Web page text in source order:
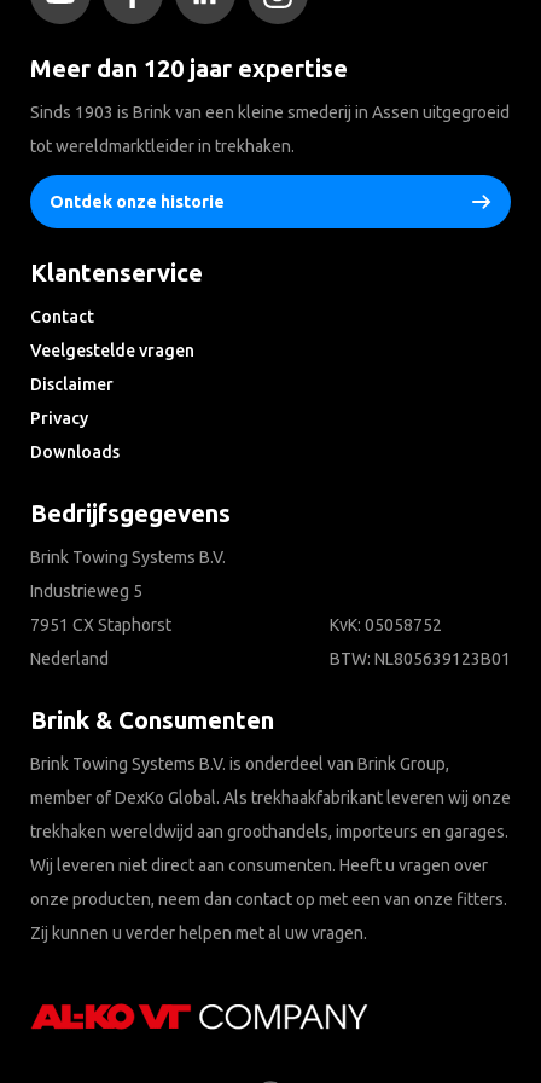
Meer dan 120 jaar expertise
Sinds 1903 is Brink van een kleine smederij in Assen uitgegroeid
tot wereldmarktleider in trekhaken.
Ontdek onze historie
Klantenservice
Contact
Veelgestelde vragen
Disclaimer
Privacy
Downloads
Bedrijfsgegevens
Brink Towing Systems B.V.
Industrieweg 5
7951 CX Staphorst
Nederland
KvK: 05058752
BTW: NL805639123B01
Brink & Consumenten
Brink Towing Systems B.V. is onderdeel van Brink Group,
member of DexKo Global. Als trekhaakfabrikant leveren wij onze
trekhaken wereldwijd aan groothandels, importeurs en garages.
Wij leveren niet direct aan consumenten. Heeft u vragen over
onze producten, neem dan contact op met een van onze fitters.
Zij kunnen u verder helpen met al uw vragen.